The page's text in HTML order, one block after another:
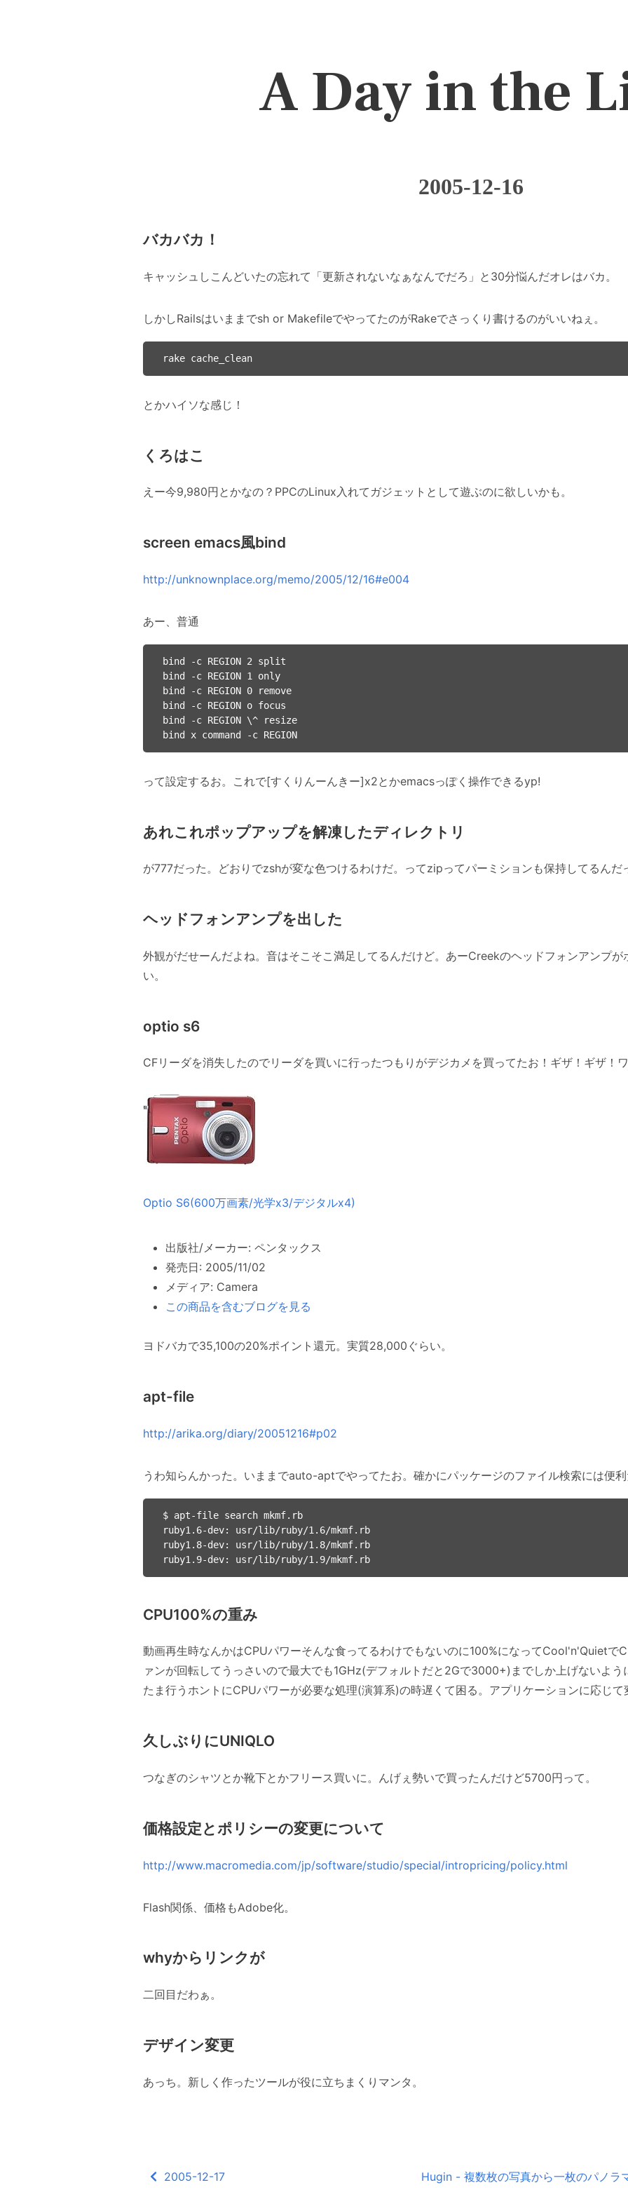
A Day in the
2005-12-16
バカバカ！
キャッシュしこんどいたの忘れて「更新されないなぁなんでだろ」と30分悩んだオレはバカ。
しかしRailsはいままでsh or MakefileでやってたのがRakeでさっくり書けるのがいいねぇ。
とかハイソな感じ！
くろはこ
えー今9,980円とかなの？PPCのLinux入れてガジェットとして遊ぶのに欲しいかも。
screen emacs風bind
http://unknownplace.org/memo/2005/12/16#e004
あー、普通
bind -c REGION 2 split
bind -c REGION 1 only
bind -c REGION 0 remove
bind -c REGION o focus
bind -c REGION \^ resize
って設定するお。これで[すくりんーんきー]x2とかemacsっぽく操作できるyp!
あれこれポップアップを解凍したディレクトリ
が777だった。どおりでzshが変な色つけるわけだ。ってzipってパーミションも保持してるんだ
ヘッドフォンアンプを出した
外観がだせーんだよね。音はそこそこ満足してるんだけど。あーCreekのヘッドフォンアンプ
い。
optio s6
CFリーダを消失したのでリーダを買いに行ったつもりがデジカメを買ってたお！ギザ！ギザ！
Optio S6(600万画素/光学x3/デジタルx4)
出版社/メーカー: ペンタックス
発売日: 2005/11/02
メディア: Camera
この商品を含むブログを見る
ヨドバカで35,100の20%ポイント還元。実質28,000ぐらい。
apt-file
http://arika.org/diary/20051216#p02
うわ知らんかった。いままでauto-aptでやってたお。確かにパッケージのファイル検索には便
$ apt-file search mkmf.rb
ruby1.6-dev: usr/lib/ruby/1.6/mkmf.rb
ruby1.8-dev: usr/lib/ruby/1.8/mkmf.rb
CPU100%の重み
動画再生時なんかはCPUパワーそんな食ってるわけでもないのに100%になってCool'n'Quietで
ァンが回転してうっさいので最大でも1GHz(デフォルトだと2Gで3000+)までしか上げないよ
たま行うホントにCPUパワーが必要な処理(演算系)の時遅くて困る。アプリケーションに応じ
久しぶりにUNIQLO
つなぎのシャツとか靴下とかフリース買いに。んげぇ勢いで買ったんだけど5700円って。
価格設定とポリシーの変更について
http://www.macromedia.com/jp/software/studio/special/intropricing/policy.html
Flash関係、価格もAdobe化。
whyからリンクが
二回目だわぁ。
デザイン変更
あっち。新しく作ったツールが役に立ちまくりマンタ。
2005-12-17 Hugin - 複数枚の写真から一枚のパノラ